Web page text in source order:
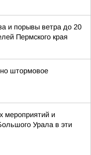
и порывы ветра до 20
Пермского края
штормовое
мероприятий и
Урала в эти